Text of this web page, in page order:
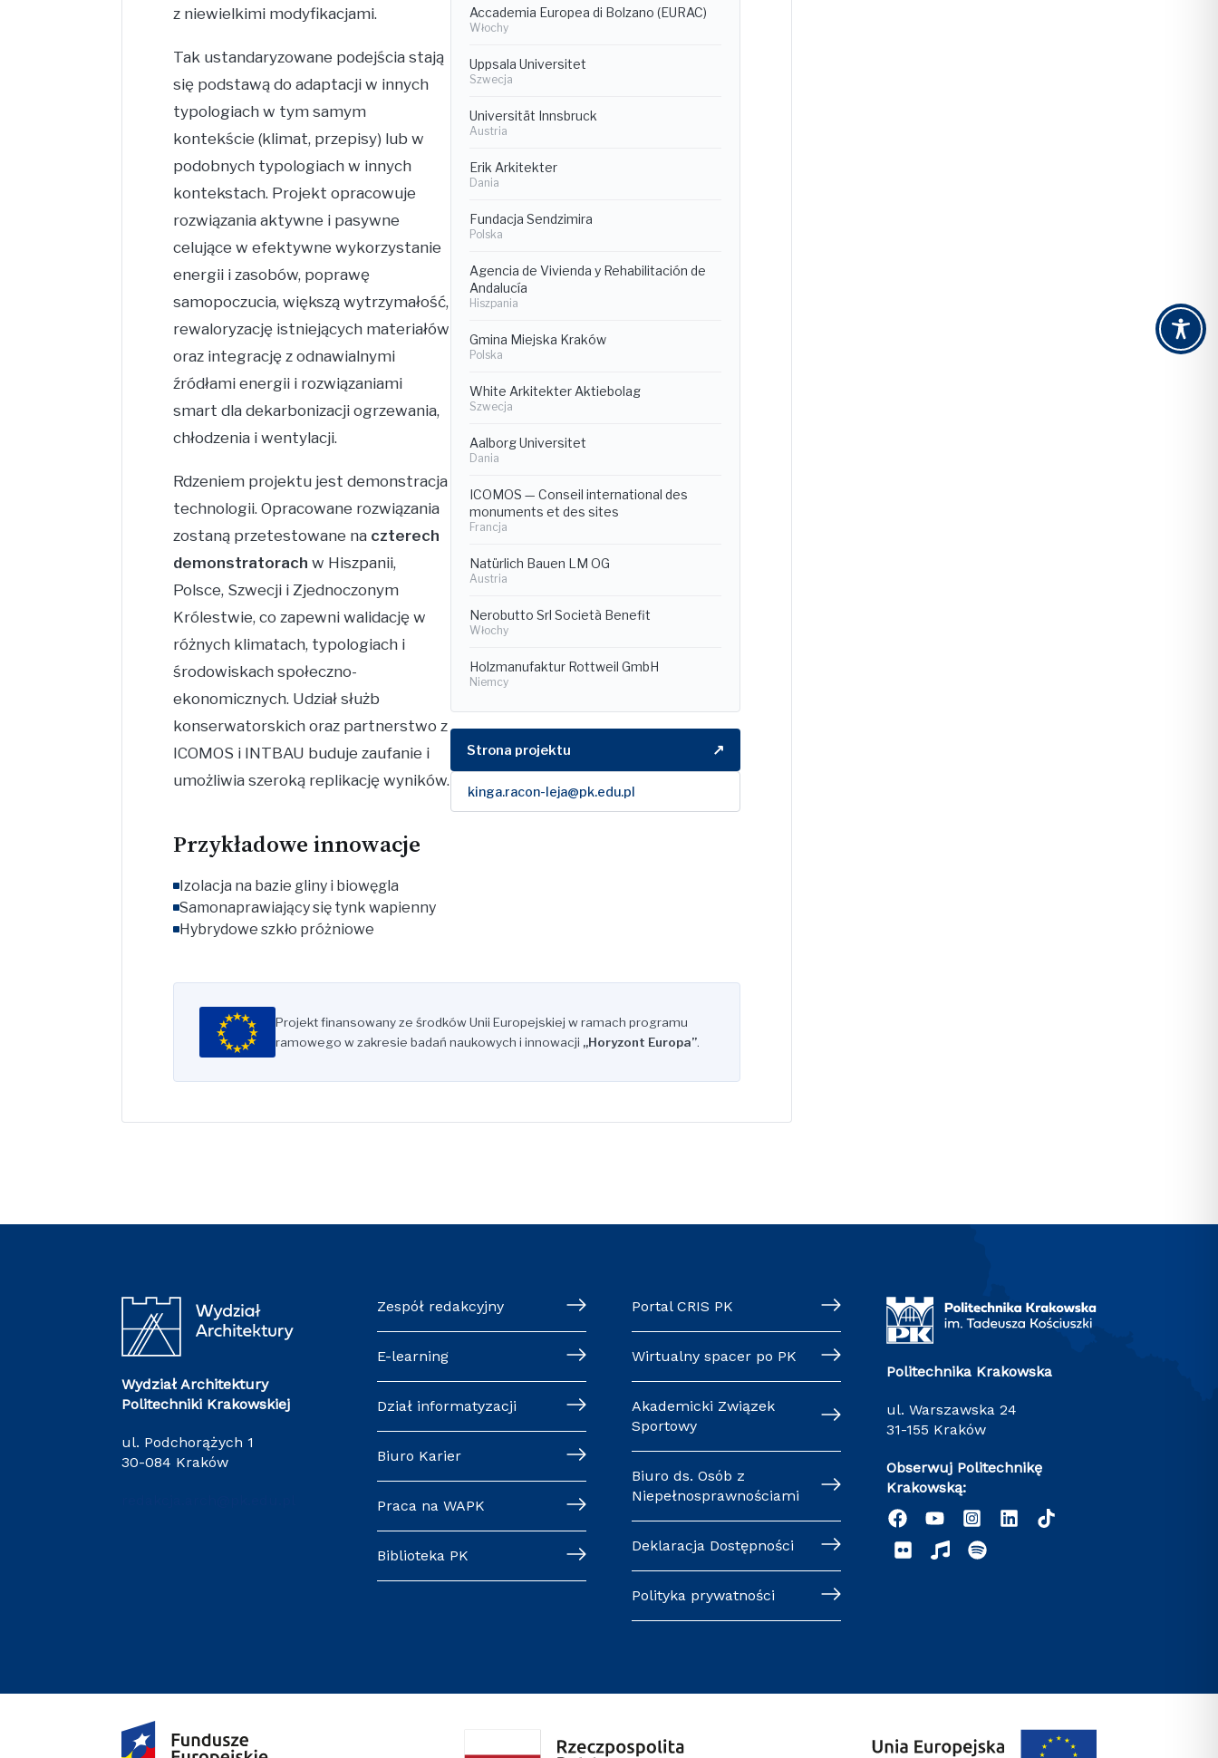
z niewielkimi modyfikacjami.
Tak ustandaryzowane podejścia stają
się podstawą do adaptacji w innych
typologiach w tym samym
kontekście (klimat, przepisy) lub w
podobnych typologiach w innych
kontekstach. Projekt opracowuje
rozwiązania aktywne i pasywne
celujące w efektywne wykorzystanie
energii i zasobów, poprawę
samopoczucia, większą wytrzymałość,
rewaloryzację istniejących materiałów
oraz integrację z odnawialnymi
źródłami energii i rozwiązaniami
smart dla dekarbonizacji ogrzewania,
chłodzenia i wentylacji.
Rdzeniem projektu jest demonstracja
technologii. Opracowane rozwiązania
zostaną przetestowane na czterech
demonstratorach w Hiszpanii,
Polsce, Szwecji i Zjednoczonym
Królestwie, co zapewni walidację w
różnych klimatach, typologiach i
środowiskach społeczno-
ekonomicznych. Udział służb
konserwatorskich oraz partnerstwo z
ICOMOS i INTBAU buduje zaufanie i
umożliwia szeroką replikację wyników.
Przykładowe innowacje
Izolacja na bazie gliny i biowęgla
Samonaprawiający się tynk wapienny
Hybrydowe szkło próżniowe
Accademia Europea di Bolzano (EURAC)
Włochy
Uppsala Universitet
Szwecja
Universität Innsbruck
Austria
Erik Arkitekter
Dania
Fundacja Sendzimira
Polska
Agencia de Vivienda y Rehabilitación de
Andalucía
Hiszpania
Gmina Miejska Kraków
Polska
White Arkitekter Aktiebolag
Szwecja
Aalborg Universitet
Dania
ICOMOS — Conseil international des
monuments et des sites
Francja
Natürlich Bauen LM OG
Austria
Nerobutto Srl Società Benefit
Włochy
Holzmanufaktur Rottweil GmbH
Niemcy
Strona projektu ↗
kinga.racon-leja@pk.edu.pl
★★★
★
★
★
★
★
★
★
★★
Projekt finansowany ze środków Unii Europejskiej w ramach programu
ramowego w zakresie badań naukowych i innowacji „Horyzont Europa”.
Wydział Architektury
Politechniki Krakowskiej
ul. Podchorążych 1
30-084 Kraków
Zespół redakcyjny
E-learning
Dział informatyzacji
Biuro Karier
Praca na WAPK
Biblioteka PK
Portal CRIS PK
Wirtualny spacer po PK
Akademicki Związek
Sportowy
Biuro ds. Osób z
Niepełnosprawnościami
Deklaracja Dostępności
Polityka prywatności
Politechnika Krakowska
ul. Warszawska 24
31-155 Kraków
Obserwuj Politechnikę
Krakowską: